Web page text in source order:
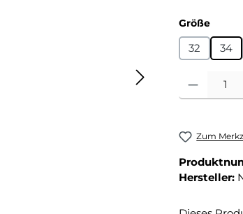
Größe
32 34
Produkt
Zum
Hersteller: